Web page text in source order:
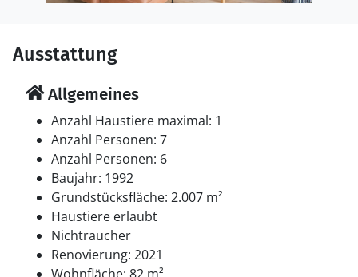
Ausstattung
Allgemeines
Anzahl Haustiere maximal: 1
Anzahl Personen: 7
Anzahl Personen: 6
Baujahr: 1992
Grundstücksfläche: 2.007 m²
Haustiere erlaubt
Nichtraucher
Renovierung: 2021